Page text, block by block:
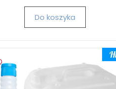
Do koszyka